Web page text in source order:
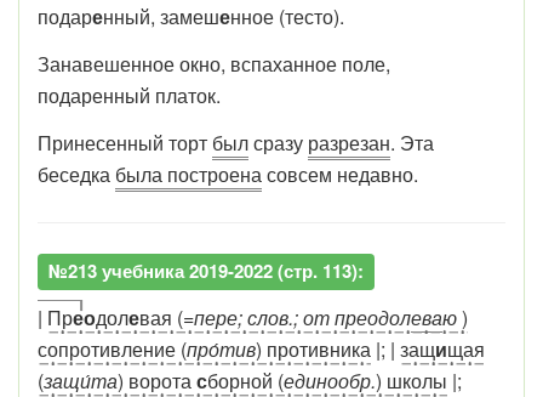
подаренный, замешенное (тесто).
Занавешенное окно, вспаханное поле,
подаренный платок.
Принесенный торт былсразу разрезан. Эта
беседка была построенасовсем недавно.
№213 учебника 2019-2022 (стр. 113):
| Преодолевая (=пере; слов.; от преодолеваю)
сопротивление (про́тив) противника |; | защищая
(защи́та) воротасборной (единообр.) школы |;